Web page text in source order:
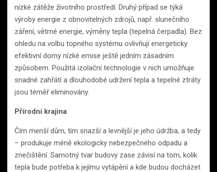
nízké zátěže životního prostředí. Druhý případ se týká
výroby energie z obnovitelných zdrojů, např. slunečního
záření, větrné energie, výměny tepla (tepelná čerpadla). Bez
ohledu na volbu topného systému ovlivňují energeticky
efektivní domy nízké emise ještě jedním zásadním
způsobem. Použitá izolační technologie v nich umožňuje
snadné zahřátí a dlouhodobé udržení tepla a tepelné ztráty
jsou téměř eliminovány.
Přírodní krajina
Čím menší dům, tím snazší a levnější je jeho údržba, a tedy
– produkuje méně ekologicky nebezpečného odpadu a
znečištění. Samotný tvar budovy zase závisí na tom, kolik
tepla bude potřeba k jejímu vytápění a kde budou docházet